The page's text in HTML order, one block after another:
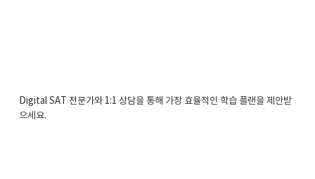
Digital SAT 전문가와 1:1 상담을 통해 가장 효율적인 학습 플랜을 제안받
으세요.